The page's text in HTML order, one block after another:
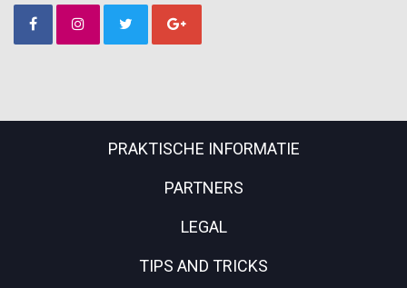
PRAKTISCHE INFORMATIE
PARTNERS
LEGAL
TIPS AND TRICKS